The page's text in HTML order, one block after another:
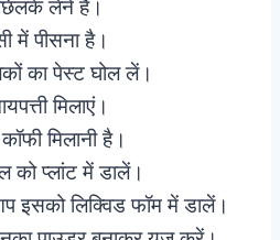
लेने हैं।
में पीसना है।
का पेस्ट घोल लें।
मिलाएं।
मिलानी है।
को प्लांट में डालें।
इसको लिक्विड फॉम में डालें।